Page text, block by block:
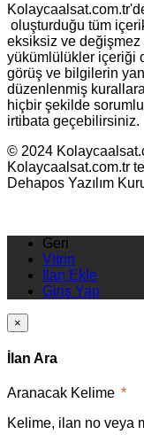
oluşturduğu tüm
eksiksiz ve değişmez
yükümlülükler içeriği
görüş ve bilgilerin
düzenlenmiş kurallara
hiçbir şekilde
irtibata geçebilirsiniz.
© 2024
Kolaycaalsat.com.tr
Dehapos Yazılım
Geri
Vitrin
İlan Ekle
Giriş Yap
×
İlan Ara
Aranacak Kelime *
Kelime, ilan no veya